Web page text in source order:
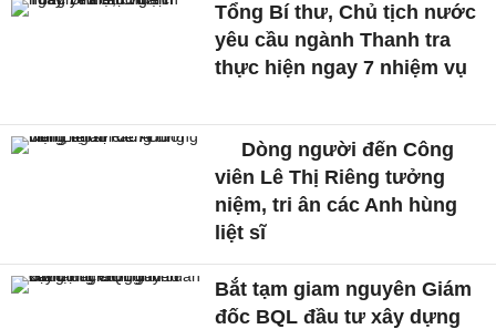
Tổng Bí thư, Chủ tịch nước
yêu cầu ngành Thanh tra
thực hiện ngay 7 nhiệm vụ
Dòng người đến Công
viên Lê Thị Riêng tưởng
niệm, tri ân các Anh hùng
liệt sĩ
Bắt tạm giam nguyên Giám
đốc BQL đầu tư xây dựng